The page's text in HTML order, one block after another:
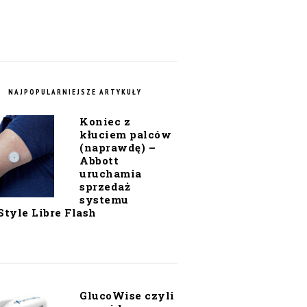
NAJPOPULARNIEJSZE ARTYKUŁY
Koniec z
kłuciem palców
(naprawdę) –
Abbott
uruchamia
sprzedaż
systemu
Libre Flash
GlucoWise czyli